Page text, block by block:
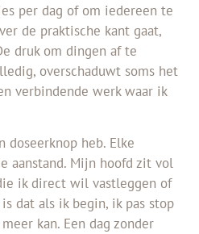
per dag of om iedereen te
de praktische kant gaat,
druk om dingen af te
overschaduwt soms het
verbindende werk waar ik
heb. Elke
aanstand. Mijn hoofd zit vol
ik direct wil vastleggen of
dat als ik begin, ik pas stop
kan. Een dag zonder